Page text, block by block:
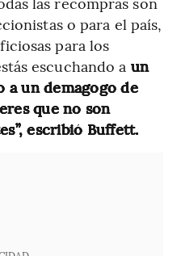
o para el país,
para los
escuchando a un
a un demagogo de
que no son
escribió Buffett.